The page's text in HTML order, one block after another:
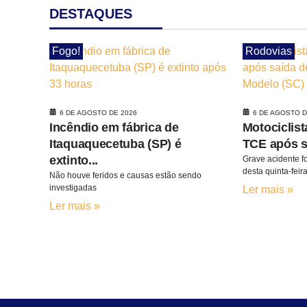
DESTAQUES
Fogo!
6 DE AGOSTO DE 2026
Incêndio em fábrica de
Itaquaquecetuba (SP) é
extinto...
Não houve feridos e causas estão sendo
investigadas
Ler mais »
Rodovias
6 DE AGOSTO
TCE após
Grave acidente
desta quinta-
Ler mais »